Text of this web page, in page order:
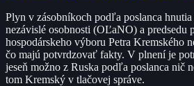
Plyn v zásobníkoch podľa poslanca
nezávislé osobnosti (OĽaNO) a predsedu
hospodárskeho výboru Petra Kremského
čo majú potvrdzovať fakty. V plnení je
jeseň možno z Ruska podľa poslanca nič
tom Kremský v tlačovej správe.